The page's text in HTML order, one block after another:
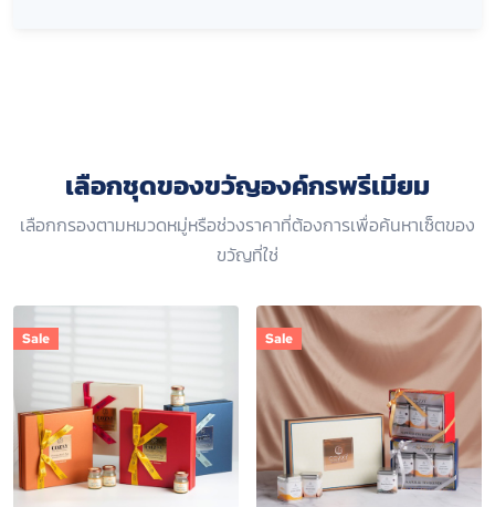
เลือกชุดของขวัญองค์กรพรีเมียม
เลือกกรองตามหมวดหมู่หรือช่วงราคาที่ต้องการเพื่อค้นหาเซ็ตของ
ขวัญที่ใช่
Sale Sale